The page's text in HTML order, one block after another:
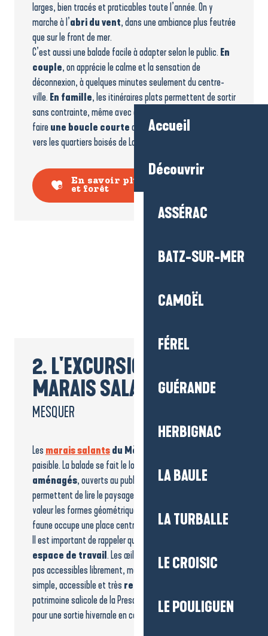
Accueil
Découvrir
ASSÉRAC
BATZ-SUR-MER
CAMOËL
FÉREL
GUÉRANDE
HERBIGNAC
LA BAULE
LA TURBALLE
LE CROISIC
LE POULIGUEN
larges, bien tracés et praticables toute l’année. On y
marche à l’abri du vent, dans une ambiance plus feutrée
que sur le front de mer.
C’est aussi une balade facile à adapter selon le public. En
couple, on apprécie le calme et la sensation de
déconnexion, à quelques minutes seulement du centre-
ville. En famille, les itinéraires plats permettent de sortir
sans contrainte, même avec de jeunes enfants. On peut
faireune boucle courteou
prolonger la marche
vers les quartiers boisés de La Baule-les-Pins.
En savoir plus sur les parcs
et forêt
2. L'EXCURSION DANS LES
MARAIS SALANTS
MESQUER
Les marais salantsdu Mès
paisible. La balade se fait le long des
aménagés, ouverts au public, qui longent les bassins et
permettent de lire le paysage. La lumière hivernale met en
valeur les formes géométriques des marais, tandis que la
faune occupe une place centrale.
Il est important de rappeler que les
espace de travail. Les œillets et les bassins ne sont
pas accessibles librement, même en hiver. Une balade
simple, accessible et très représentative
patrimoine salicole de la Presqu’île de Guérande, parfaite
pour une sortie hivernale en couple ou en famille.